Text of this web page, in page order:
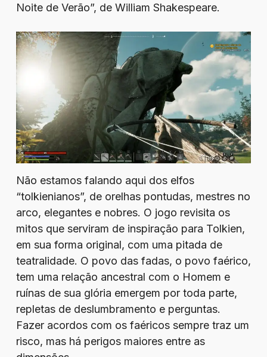
Noite de Verão”, de William Shakespeare.
Não estamos falando aqui dos elfos
“tolkienianos”, de orelhas pontudas, mestres no
arco, elegantes e nobres. O jogo revisita os
mitos que serviram de inspiração para Tolkien,
em sua forma original, com uma pitada de
teatralidade. O povo das fadas, o povo faérico,
tem uma relação ancestral com o Homem e
ruínas de sua glória emergem por toda parte,
repletas de deslumbramento e perguntas.
Fazer acordos com os faéricos sempre traz um
risco, mas há perigos maiores entre as